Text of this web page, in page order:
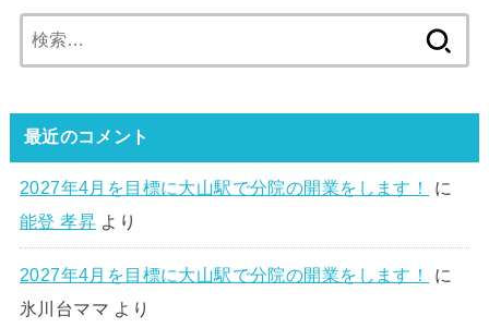
索:
最近のコメント
2027年4月を目標に大山駅で分院の開業をします！
に
能登 孝昇より
2027年4月を目標に大山駅で分院の開業をします！
に
氷川台ママ より